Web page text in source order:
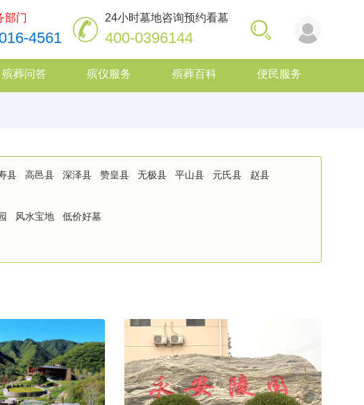
部门
4561
24小时墓地咨询预约看墓
400-0396144
殡葬问答 殡仪服务 殡葬百科 便民服务
县 高邑县 深泽县 赞皇县 无极县 平山县 元氏县
赵县
风水宝地
低价好墓